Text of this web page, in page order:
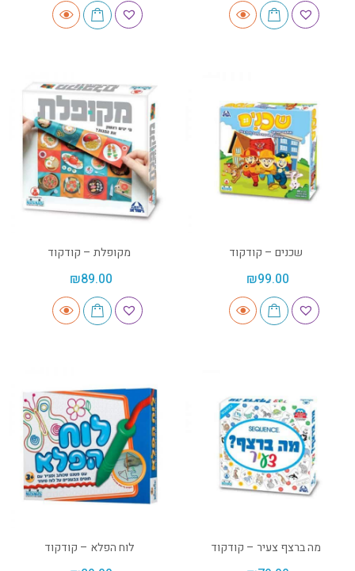
שכנים – קודקוד
₪99.00
מקופלת – קודקוד
₪89.00
מה ברצף צעיר – קודקוד לוח הפלא – קודקוד